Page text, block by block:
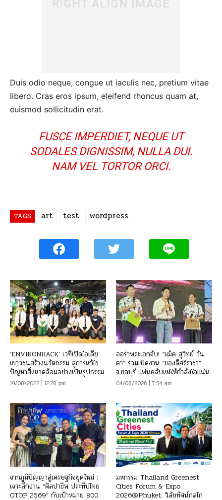
Duis odio neque, congue ut iaculis nec, pretium vitae
libero. Cras eros ipsum, eleifend rhoncus quam at,
euismod sollicitudin erat.
FUSCE IMPERDIET, NEQUE UT
SODALES DIGNISSIM, NULLA DUI.
NAM VEL TORTOR ORCI.
TAGS art test wordpress
‘ENVIRONHACK’ เวทีเปิดไอเดีย
เยาวชนสร้างนวัตกรรม สู่การแก้ไข
ปัญหาสิ่งแวดล้อมอย่างเป็นรูปธรรม
19/08/2022 | 12:28 pm
ออร่าพระเอกจับ! “แม็ค สุวิทย์ วัน
ตา” ร่วมเปิดงาน “ของดีศรีราชา”
จ.ชลบุรี แฟนคลับแห่ให้กำลังใจแน่น
04/08/2026 | 7:54 am
จากภูมิปัญญาสู่เศรษฐกิจยุคใหม่ :
เจาะลึกงาน “ศิลปาชีพ ประทีปไทย
OTOP 2569” กับเป้าหมาย 800
มหกรรม Thailand Greenest
Cities Forum & Expo
2026@Phuket: วิสัยทัศน์กลไก